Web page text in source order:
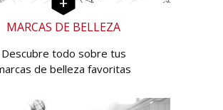
MARCAS DE BELLEZA
Descubre todo sobre tus
de belleza favoritas